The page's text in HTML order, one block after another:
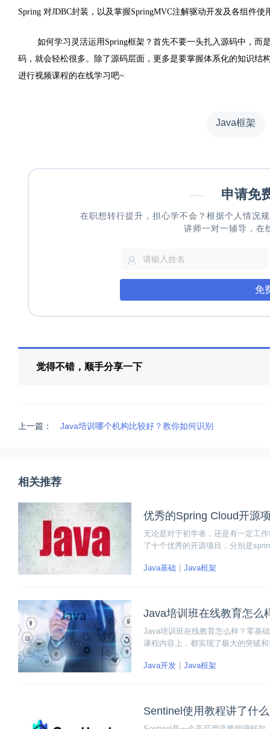
Spring 对JDBC封装，以及掌握SpringMVC注解驱动开发及各组件使
如何学习灵活运用 Spring框架？首先不要一头扎入源码中，而
码，就会轻松很多。除了源码层面，更多是要掌握体系化的知识结
进行视频课程的在线学习吧~
Java框架
— 申请免
在职想转行提升，担心学不会？根据个人情况
讲师一对一辅导，在
免
觉得不错，顺手分享一下
上一篇： Java培训哪个机构比较好？教你如何识别
相关推荐
优秀的Spring Cloud开源
无论是对于初学者，还是有一定工
了十个优秀的开源项目，分别是
Java基础
Java框架
Java培训班在线教育怎么
Java培训班在线教育怎么样？零基
课程内容上，都实现了极大的突破
习，即使是零基础学完该课程也能
Java开发 Java框架
Sentinel使用教程讲了什